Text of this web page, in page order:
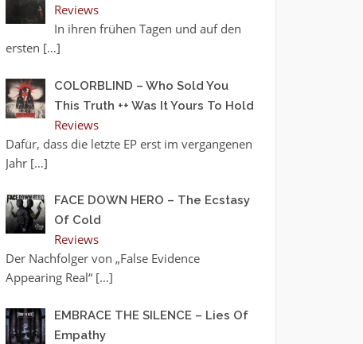
Reviews
In ihren frühen Tagen und auf den
ersten […]
COLORBLIND – Who Sold You
This Truth ++ Was It Yours To Hold
Reviews
Dafür, dass die letzte EP erst im vergangenen
Jahr […]
FACE DOWN HERO – The Ecstasy
Of Cold
Reviews
Der Nachfolger von „False Evidence
Appearing Real“ […]
EMBRACE THE SILENCE – Lies Of
Empathy